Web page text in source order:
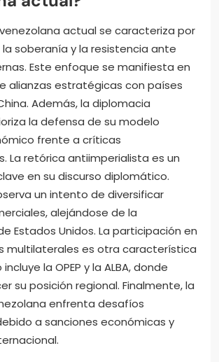
actual se caracteriza por
soberanía y la resistencia ante
Este enfoque se manifiesta en
alianzas estratégicas con países
Además, la diplomacia
la defensa de su modelo
frente a críticas
La retórica antiimperialista es un
en su discurso diplomático.
un intento de diversificar
alejándose de la
Estados Unidos. La participación en
multilaterales es otra característica
la OPEP y la ALBA, donde
su posición regional. Finalmente, la
enfrenta desafíos
a sanciones económicas y